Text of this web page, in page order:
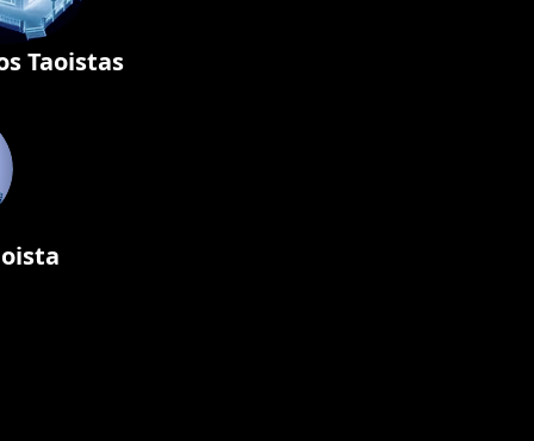
Taoistas